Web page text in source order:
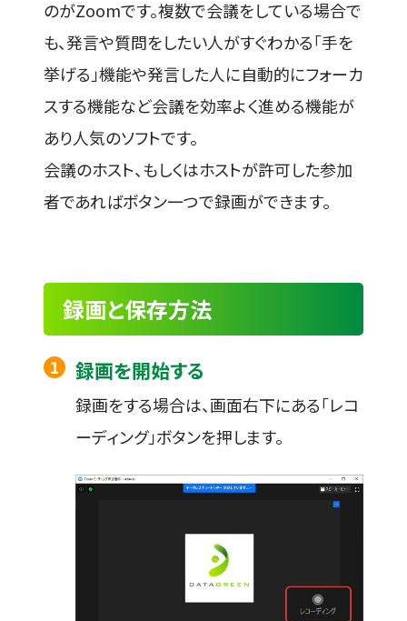
のがZoomです。複数で会議をしている場合で
も、発言や質問をしたい人がすぐわかる「手を
挙げる」機能や発言した人に自動的にフォーカ
スする機能など会議を効率よく進める機能が
あり人気のソフトです。
会議のホスト、もしくはホストが許可した参加
者であればボタン一つで録画ができます。
録画と保存方法
録画を開始する
録画をする場合は、画面右下にある「レコ
ーディング」ボタンを押します。